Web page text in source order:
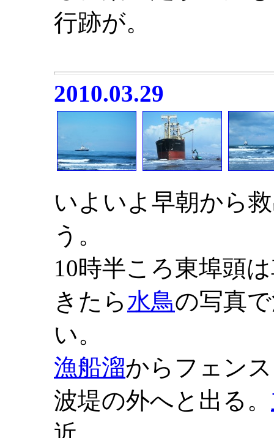
行跡が。
2010.03.29
いよいよ早朝から
う。
10時半ころ東埠頭
きたら水鳥の写真
い。
漁船溜からフェン
波堤の外へと出る。